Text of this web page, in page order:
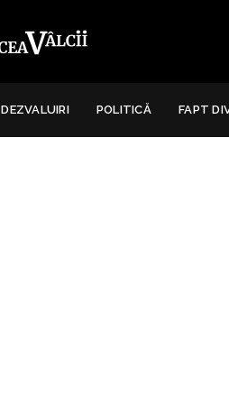
DEZVALUIRI POLITICĂ FAPT